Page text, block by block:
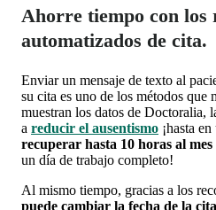
Ahorre tiempo con los
automatizados de cita.
Enviar un mensaje de texto al
su cita es uno de los métodos
muestran los datos de Doctoralia,
a reducir el ausentismo ¡hasta
recuperar hasta 10 horas al mes
un día de trabajo completo!
Al mismo tiempo, gracias a los
puede cambiar la fecha de la